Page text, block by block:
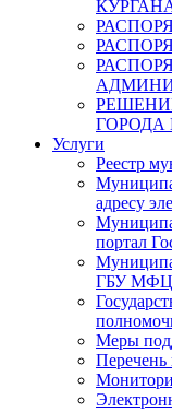
ГОРОДА
Услуги
Реестр
адресу
портал
ГБУ МФЦ
Меры
Перечень